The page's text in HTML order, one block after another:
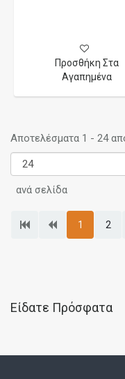
Προσθήκη Στα
Αγαπημένα
Αποτελέσματα 1 - 24
ανά σελίδα
1 2
Είδατε Πρόσφατα